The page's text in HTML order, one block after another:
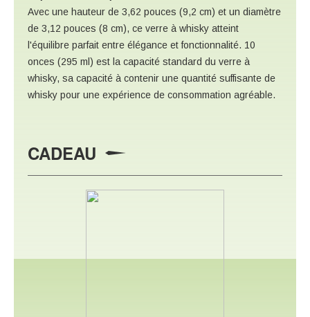
Avec une hauteur de 3,62 pouces (9,2 cm) et un diamètre
de 3,12 pouces (8 cm), ce verre à whisky atteint
l'équilibre parfait entre élégance et fonctionnalité. 10
onces (295 ml) est la capacité standard du verre à
whisky, sa capacité à contenir une quantité suffisante de
whisky pour une expérience de consommation agréable.
CADEAU